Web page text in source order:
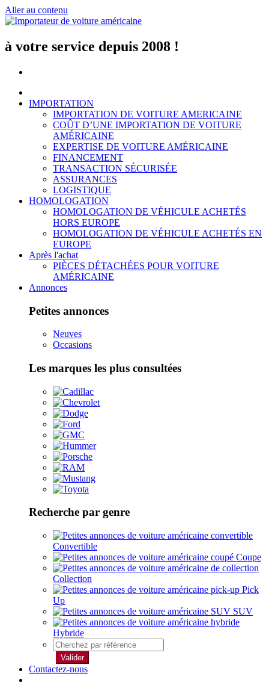
Aller au contenu
à votre service depuis 2008 !
IMPORTATION
IMPORTATION DE VOITURE AMERICAINE
COÛT D’UNE IMPORTATION DE VOITURE
AMÉRICAINE
EXPERTISE DE VOITURE AMÉRICAINE
FINANCEMENT
TRANSACTION SÉCURISÉE
ASSURANCES
LOGISTIQUE
HOMOLOGATION
HOMOLOGATION DE VÉHICULE ACHETÉS
HORS EUROPE
HOMOLOGATION DE VÉHICULE ACHETÉS EN
EUROPE
Après l'achat
PIÈCES DÉTACHÉES POUR VOITURE
AMÉRICAINE
Annonces
Petites annonces
Neuves
Occasions
Les marques les plus consultées
Recherche par genre
Convertible
Coupe
Collection
Pick
Up
SUV
Hybride
Valider
Contactez-nous